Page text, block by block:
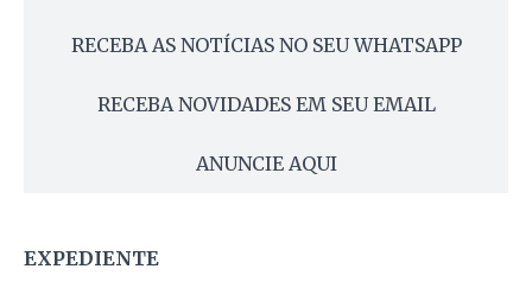
RECEBA AS NOTÍCIAS NO SEU WHATSAPP
RECEBA NOVIDADES EM SEU EMAIL
ANUNCIE AQUI
EXPEDIENTE